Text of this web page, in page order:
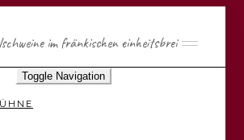
im fränkischen einheitsbrei
Toggle Navigation